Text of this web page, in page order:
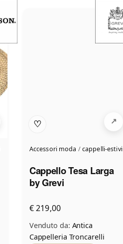
♡
Accessori moda /cappelli-estivi
Cappello Tesa Larga
by Grevi
€ 219,00
Venduto da: Antica
Cappelleria Troncarelli